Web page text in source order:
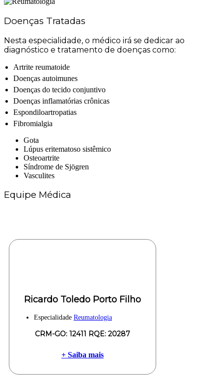
Doenças Tratadas
Nesta especialidade, o médico irá se dedicar ao
diagnóstico e tratamento de doenças como:
Artrite reumatoide
Doenças autoimunes
Doenças do tecido conjuntivo
Doenças inflamatórias crônicas
Espondiloartropatias
Fibromialgia
Gota
Lúpus eritematoso sistêmico
Osteoartrite
Síndrome de Sjögren
Vasculites
Equipe Médica
Ricardo Toledo Porto Filho
Especialidade Reumatologia
CRM-GO: 12411 RQE: 20287
+ Saiba mais